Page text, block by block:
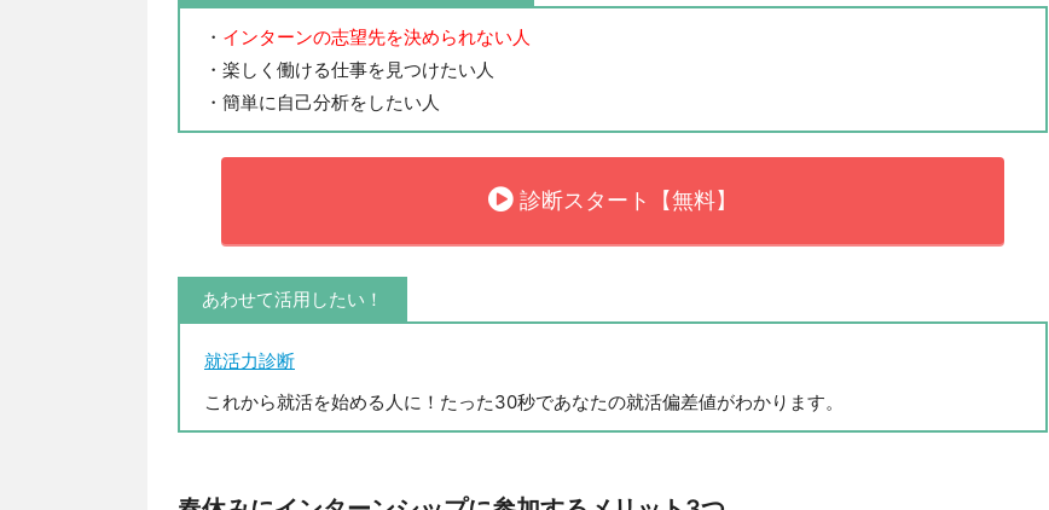
・ インターンの志望先を決められない人
・楽しく働ける仕事を見つけたい人
・簡単に自己分析をしたい人
診断スタート【無料】
あわせて活用したい！
就活力診断
これから就活を始める人に！たった30秒であなたの就活偏差値がわかります。